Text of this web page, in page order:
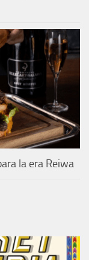
la era Reiwa